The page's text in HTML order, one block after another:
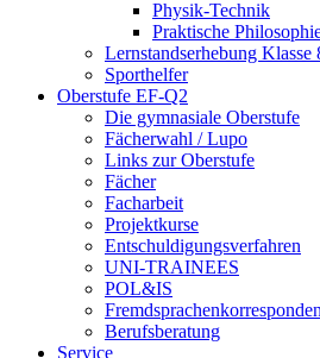
Physik-Technik
Praktische
Lernstandserhebung Klasse
Sporthelfer
Oberstufe EF-Q2
Die gymnasiale Oberstufe
Fächerwahl / Lupo
Links zur Oberstufe
Fächer
Facharbeit
Projektkurse
Entschuldigungsverfahren
UNI-TRAINEES
POL&IS
Berufsberatung
Service